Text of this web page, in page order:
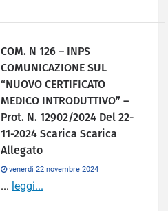
COM. N 126 – INPS
COMUNICAZIONE SUL
“NUOVO CERTIFICATO
MEDICO INTRODUTTIVO” –
Prot. N. 12902/2024 Del 22-
11-2024 Scarica Scarica
Allegato
venerdì 22 novembre 2024
... leggi...